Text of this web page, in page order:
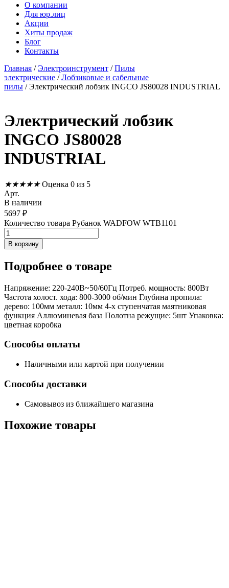
О компании
Для юр.лиц
Акции
Хиты продаж
Блог
Контакты
Главная /Электроинструмент /Пилы
электрические /Лобзиковые и сабельные
пилы / Электрический лобзик INGCO JS80028 INDUSTRIAL
Электрический лобзик
INGCO JS80028
INDUSTRIAL
★★★★★ Оценка 0 из 5
Арт.
В наличии
5697 ₽
Количество товара Рубанок WADFOW WTB1101
В корзину
Подробнее о товаре
Напряжение: 220-240В~50/60Гц Потреб. мощность: 800Вт
Частота холост. хода: 800-3000 об/мин Глубина пропила:
дерево: 100мм металл: 10мм 4-х ступенчатая маятниковая
функция Аллюминевая база Полотна режущие: 5шт Упаковка:
цветная коробка
Способы оплаты
Наличными или картой при получении
Способы доставки
Самовывоз из ближайшего магазина
Похожие товары